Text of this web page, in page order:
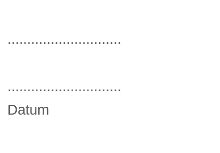
.............................
.............................
Datum